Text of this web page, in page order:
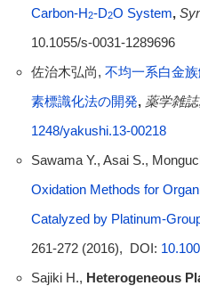
Carbon-H2-D2O System,
10.1055/s-0031-1289696
佐治木弘尚, 不均一系白金
素標識化法の開発, 薬学雑誌,
1248/yakushi.13-00218
Sawama Y., Asai S.,
Oxidation Methods for
Catalyzed by Platinum-
261-272 (2016), DOI:
Sajiki H., Heterogeneous